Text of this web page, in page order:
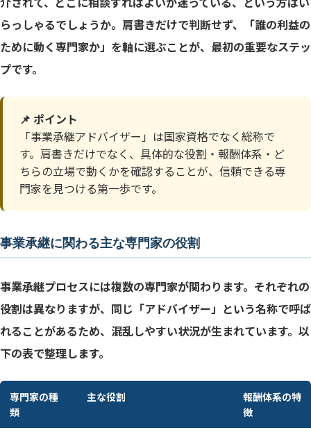
段階ごとの専門家の活用順序
最初の一歩は情報収集から
らっしゃるでしょうか。肩書きだけで判断せず、「誰の利益の
ために動く専門家か」を軸に選ぶことが、最初の重要なステッ
プです。
📌 ポイント
「事業承継アドバイザー」は国家資格でなく総称で
す。肩書きだけでなく、具体的な役割・報酬体系・ど
ちらの立場で動くかを確認することが、信頼できる専
門家を見つける第一歩です。
事業承継に関わる主な専門家の役割
事業承継プロセスには複数の専門家が関わります。それぞれの
役割は異なりますが、同じ「アドバイザー」という名称で呼ば
れることがあるため、混乱しやすい状況が生まれています。以
下の表で整理します。
専門家の種
類
主な役割
報酬体系の特
徴